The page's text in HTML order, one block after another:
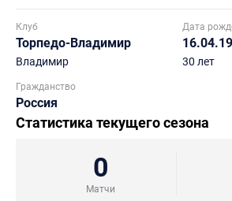
Клуб
Торпедо-Владимир
Владимир
Дата
30 лет
Гражданство
Россия
Статистика текущего сезона
0
Матчи